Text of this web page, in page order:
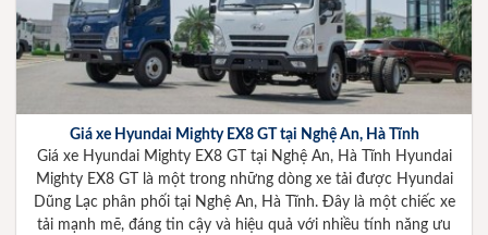
Giá xe Hyundai Mighty EX8 GT tại Nghệ An, Hà Tĩnh
Giá xe Hyundai Mighty EX8 GT tại Nghệ An, Hà Tĩnh Hyundai
Mighty EX8 GT là một trong những dòng xe tải được Hyundai
Dũng Lạc phân phối tại Nghệ An, Hà Tĩnh. Đây là một chiếc xe
tải mạnh mẽ, đáng tin cậy và hiệu quả với nhiều tính năng ưu